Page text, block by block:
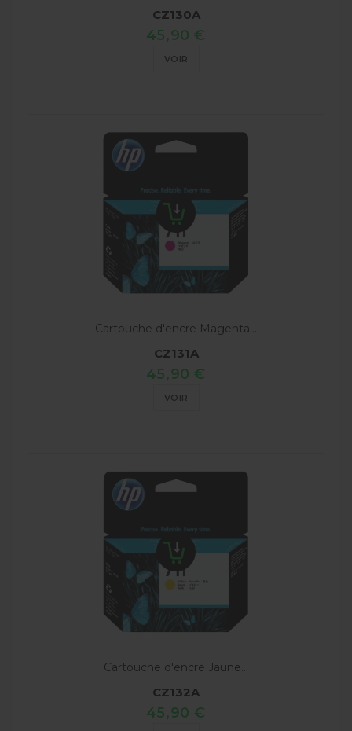
CZ130A
45,90 €
VOIR
Cartouche d'encre Magenta...
CZ131A
45,90 €
VOIR
Cartouche d'encre Jaune...
CZ132A
45,90 €